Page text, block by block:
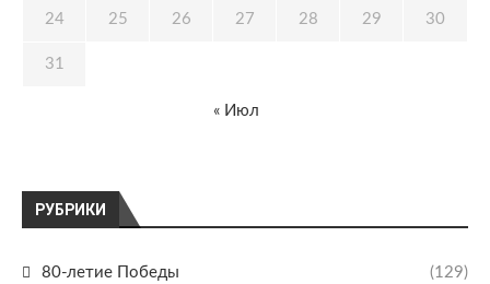
РУБРИКИ
80-летие Победы (129)
24 25 26 27 28 29 30
31
« Июл